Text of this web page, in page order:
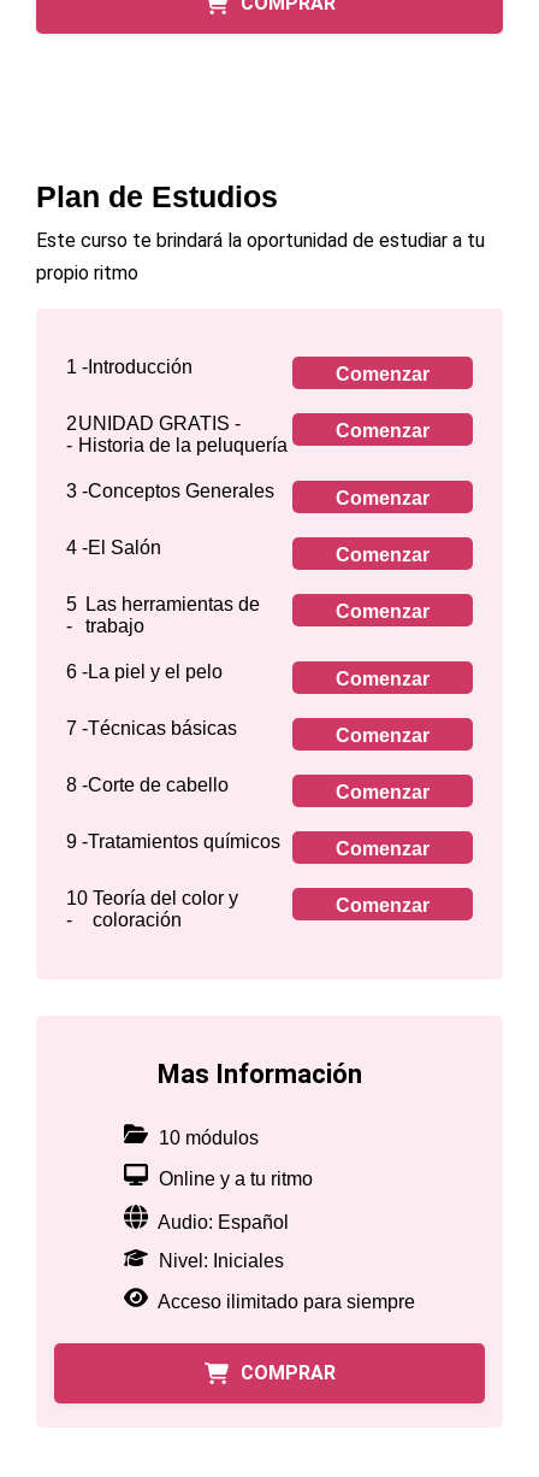
Plan de Estudios
Este curso te brindará la oportunidad de estudiar a tu
propio ritmo
1 - Introducción Comenzar
2
-
UNIDAD GRATIS -
Historia de la peluquería
Comenzar
3 -Conceptos Generales Comenzar
4 -El Salón Comenzar
5
-
Las herramientas de
trabajo
Comenzar
6 -La piel y el pelo Comenzar
7 -Técnicas básicas Comenzar
8 -Corte de cabello Comenzar
9 -Tratamientos químicos Comenzar
10
-
Teoría del color y
coloración
Comenzar
Mas Información
10 módulos
Online y a tu ritmo
Audio: Español
Nivel: Iniciales
Acceso ilimitado para siempre
COMPRAR